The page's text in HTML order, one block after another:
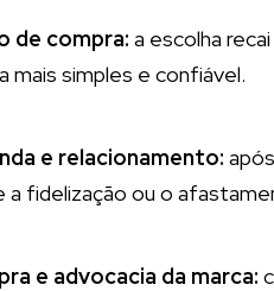
de compra: a escolha
mais simples e confiável.
e relacionamento:
a fidelização ou o
e advocacia da marca: